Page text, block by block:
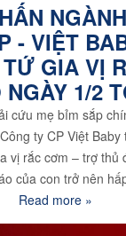
- VIỆT
GIA VỊ
NGÀY 1/2
cứu mẹ bỉm sắp
ty CP Việt
vị rắc cơm – trợ thủ
của con trở nên
Read more »